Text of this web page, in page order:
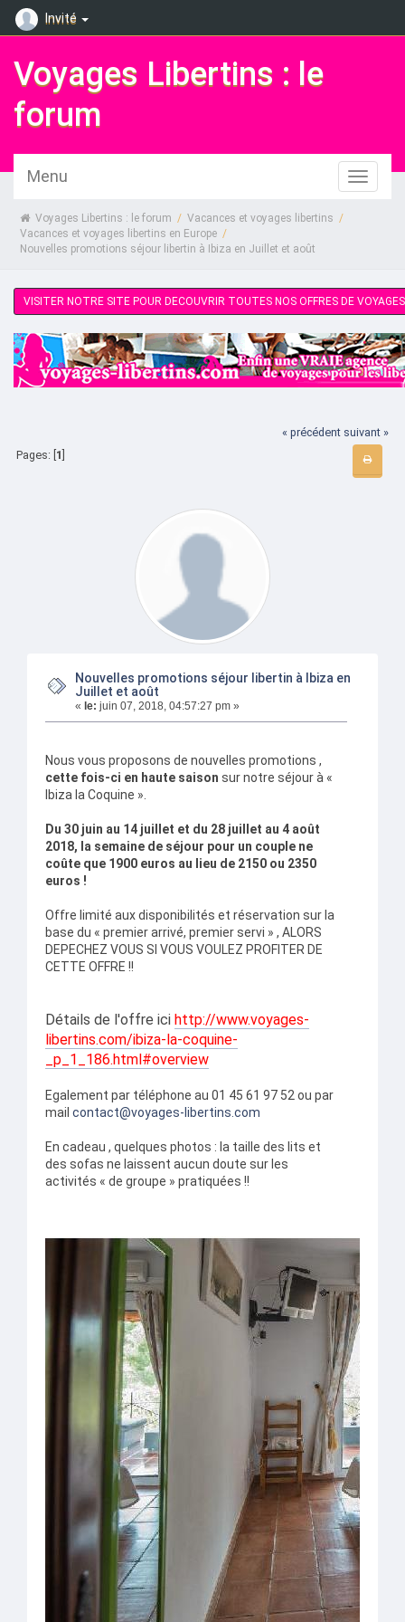
Invité
Voyages Libertins : le
forum
Menu
Voyages Libertins : le forum / Vacances et voyages libertins /
Vacances et voyages libertins en Europe /
Nouvelles promotions séjour libertin à Ibiza en Juillet et août
VISITER NOTRE SITE POUR DECOUVRIR TOUTES NOS OFFRES DE VOYAGES
« précédent suivant »
Pages: [ 1
Nouvelles promotions séjour libertin à Ibiza en
Juillet et août
« le: juin 07, 2018, 04:57:27 pm »
Nous vous proposons de nouvelles promotions ,
cette fois-ci en haute saison sur notre séjour à «
Ibiza la Coquine ».
Du 30 juin au 14 juillet et du 28 juillet au 4 août
2018, la semaine de séjour pour un couple ne
coûte que 1900 euros au lieu de 2150 ou 2350
euros !
Offre limité aux disponibilités et réservation sur la
base du « premier arrivé, premier servi » , ALORS
DEPECHEZ VOUS SI VOUS VOULEZ PROFITER DE
CETTE OFFRE !!
Détails de l'offre ici http://www.voyages-
libertins.com/ibiza-la-coquine-
_p_1_186.html#overview
Egalement par téléphone au 01 45 61 97 52 ou par
mail contact@voyages-libertins.com
En cadeau , quelques photos : la taille des lits et
des sofas ne laissent aucun doute sur les
activités « de groupe » pratiquées !!